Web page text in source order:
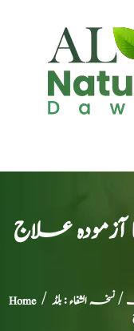
آزمودہ علاج
Home/ / نسخہ الشفاء : بلڈ